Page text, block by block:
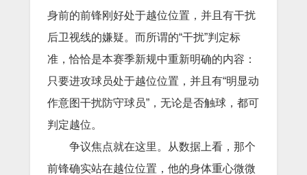
身前的前锋刚好处于越位位置，并且有干扰
后卫视线的嫌疑。而所谓的“干扰”判定标
准，恰恰是本赛季新规中重新明确的内容：
只要进攻球员处于越位位置，并且有“明显动
作意图干扰防守球员”，无论是否触球，都可
判定越位。
争议焦点就在这里。从数据上看，那个
前锋确实站在越位位置，他的身体重心微微